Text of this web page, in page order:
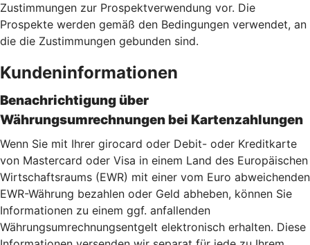
Zustimmungen zur Prospektverwendung vor. Die
Prospekte werden gemäß den Bedingungen verwendet, an
die die Zustimmungen gebunden sind.
Kundeninformationen
Benachrichtigung über
Währungsumrechnungen bei Kartenzahlungen
Wenn Sie mit Ihrer girocard oder Debit- oder Kreditkarte
von Mastercard oder Visa in einem Land des Europäischen
Wirtschaftsraums (EWR) mit einer vom Euro abweichenden
EWR-Währung bezahlen oder Geld abheben, können Sie
Informationen zu einem ggf. anfallenden
Währungsumrechnungsentgelt elektronisch erhalten. Diese